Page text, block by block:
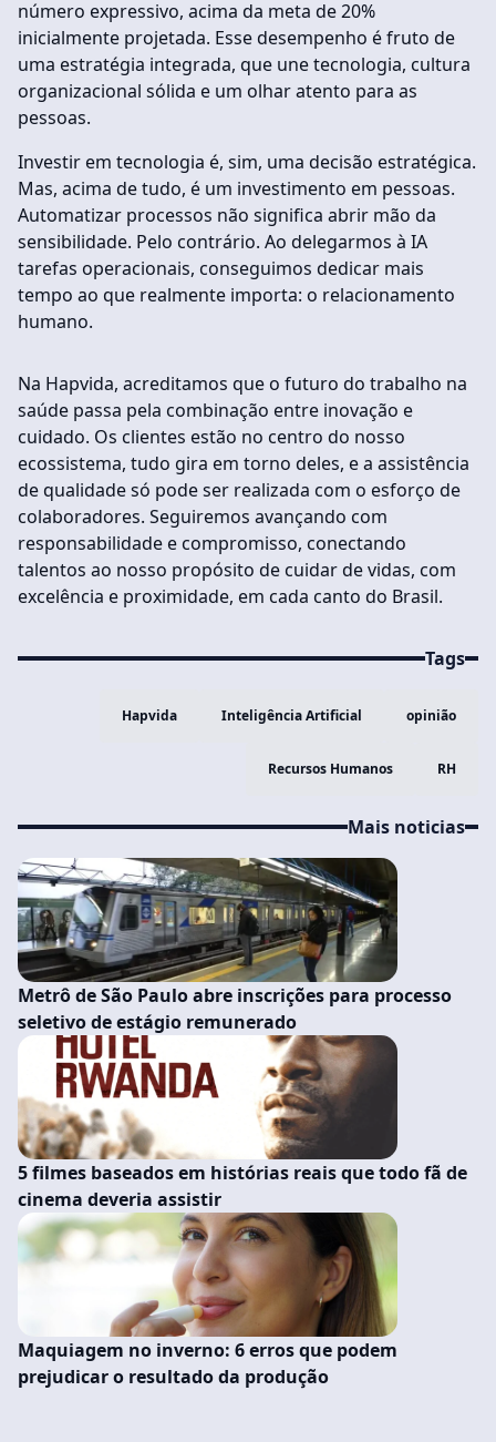
número expressivo, acima da meta de 20%
inicialmente projetada. Esse desempenho é fruto de
uma estratégia integrada, que une tecnologia, cultura
organizacional sólida e um olhar atento para as
pessoas.
Investir em tecnologia é, sim, uma decisão estratégica.
Mas, acima de tudo, é um investimento em pessoas.
Automatizar processos não significa abrir mão da
sensibilidade. Pelo contrário. Ao delegarmos à IA
tarefas operacionais, conseguimos dedicar mais
tempo ao que realmente importa: o relacionamento
humano.
Na Hapvida, acreditamos que o futuro do trabalho na
saúde passa pela combinação entre inovação e
cuidado. Os clientes estão no centro do nosso
ecossistema, tudo gira em torno deles, e a assistência
de qualidade só pode ser realizada com o esforço de
colaboradores. Seguiremos avançando com
responsabilidade e compromisso, conectando
talentos ao nosso propósito de cuidar de vidas, com
excelência e proximidade, em cada canto do Brasil.
Tags
Hapvida Inteligência Artificial opinião
Recursos Humanos RH
Mais noticias
Metrô de São Paulo abre inscrições para processo
seletivo de estágio remunerado
5 filmes baseados em histórias reais que todo fã de
cinema deveria assistir
Maquiagem no inverno: 6 erros que podem
prejudicar o resultado da produção